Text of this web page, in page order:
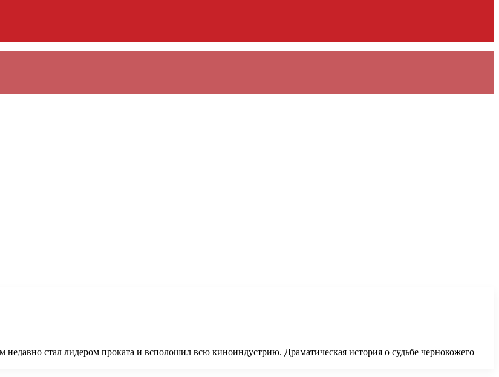
недавно стал лидером проката и всполошил всю киноиндустрию. Драматическая история о судьбе чернокожего